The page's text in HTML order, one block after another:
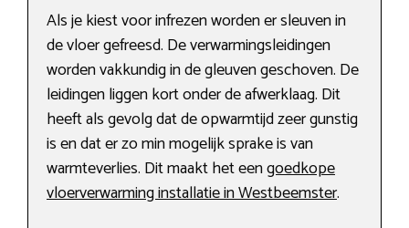
Als je kiest voor infrezen worden er sleuven in
de vloer gefreesd. De verwarmingsleidingen
worden vakkundig in de gleuven geschoven. De
leidingen liggen kort onder de afwerklaag. Dit
heeft als gevolg dat de opwarmtijd zeer gunstig
is en dat er zo min mogelijk sprake is van
warmteverlies. Dit maakt het eengoedkope
vloerverwarming installatie in Westbeemster.